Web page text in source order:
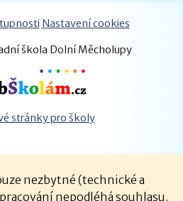
Nastavení cookies
škola Dolní Měcholupy
stránky pro školy
nezbytné (technické a
nepodléhá souhlasu.